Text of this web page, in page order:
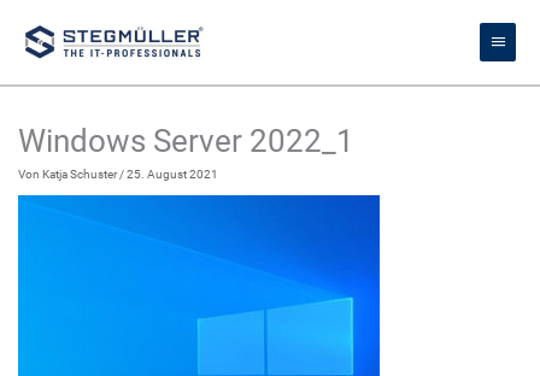
Inhalt
springen
Windows Server 2022_1
VonKatja Schuster/25. August 2021